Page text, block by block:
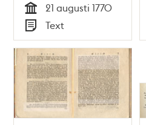
Tid
21 augusti 1770
Typ
Text